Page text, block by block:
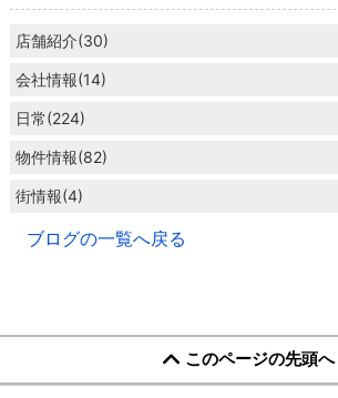
店舗紹介(30)
会社情報(14)
日常(224)
物件情報(82)
街情報(4)
ブログの一覧へ戻る
このページの先頭へ